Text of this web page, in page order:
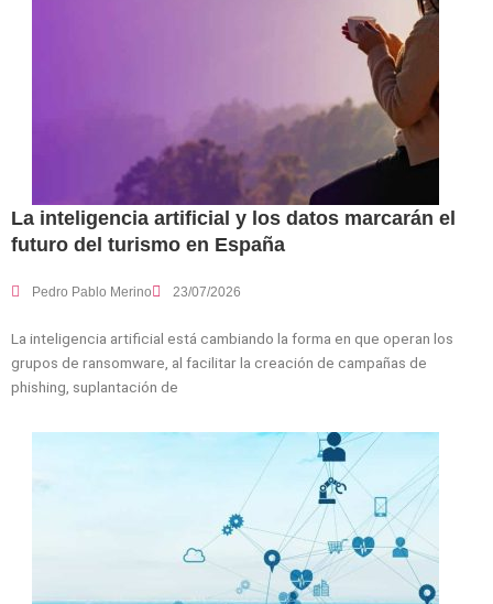
La inteligencia artificial y los datos marcarán el
futuro del turismo en España
Pedro Pablo Merino 23/07/2026
La inteligencia artificial está cambiando la forma en que operan los
grupos de ransomware, al facilitar la creación de campañas de
phishing, suplantación de